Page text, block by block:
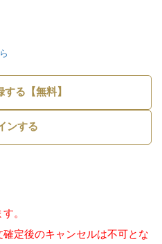
る【無料】
ンする
。
定後のキャンセルは不可とな